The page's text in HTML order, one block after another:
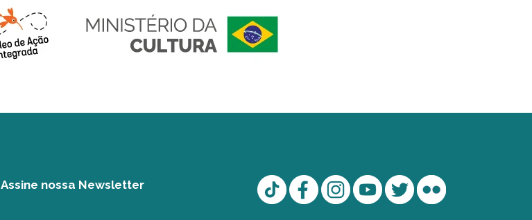
Assine nossa Newsletter